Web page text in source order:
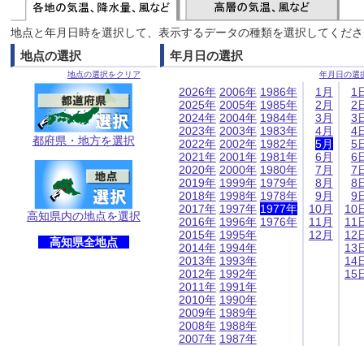
地点と年月日時を選択して、表示するデータの種類を選択してくだ
地点の選択
地点の選択をクリア
都府県・地方を選択
高知県内の地点を選択
高知県全地点
年月日の選択
年月日の選
2026年
2025年
2024年
2023年
2022年
2021年
2020年
2019年
2018年
2017年
2016年
2015年
2014年
2013年
2012年
2011年
2010年
2009年
2008年
2007年
2006年
2005年
2004年
2003年
2002年
2001年
2000年
1999年
1998年
1997年
1996年
1995年
1994年
1993年
1992年
1991年
1990年
1989年
1988年
1987年
1986年
1985年
1984年
1983年
1982年
1981年
1980年
1979年
1978年
1977年
1976年
1月
2月
3月
4月
5月
6月
7月
8月
9月
10月
11月
12月
1
2
3
4
5
6
7
8
9
10
11
12
13
14
15